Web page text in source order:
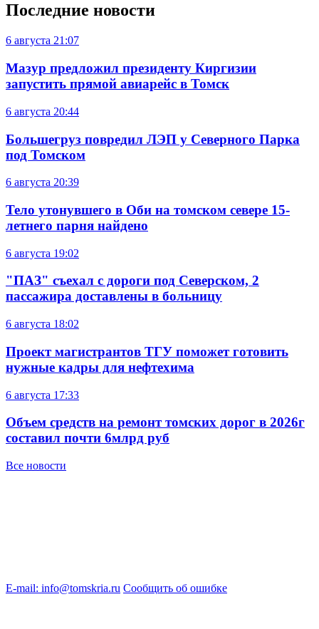
Последние новости
6 августа 21:07
Мазур предложил президенту Киргизии
запустить прямой авиарейс в Томск
6 августа 20:44
Большегруз повредил ЛЭП у Северного Парка
под Томском
6 августа 20:39
Тело утонувшего в Оби на томском севере 15-
летнего парня найдено
6 августа 19:02
"ПАЗ" съехал с дороги под Северском, 2
пассажира доставлены в больницу
6 августа 18:02
Проект магистрантов ТГУ поможет готовить
нужные кадры для нефтехима
6 августа 17:33
Объем средств на ремонт томских дорог в 2026г
составил почти 6млрд руб
Все новости
E-mail: info@tomskria.ru Сообщить об ошибке